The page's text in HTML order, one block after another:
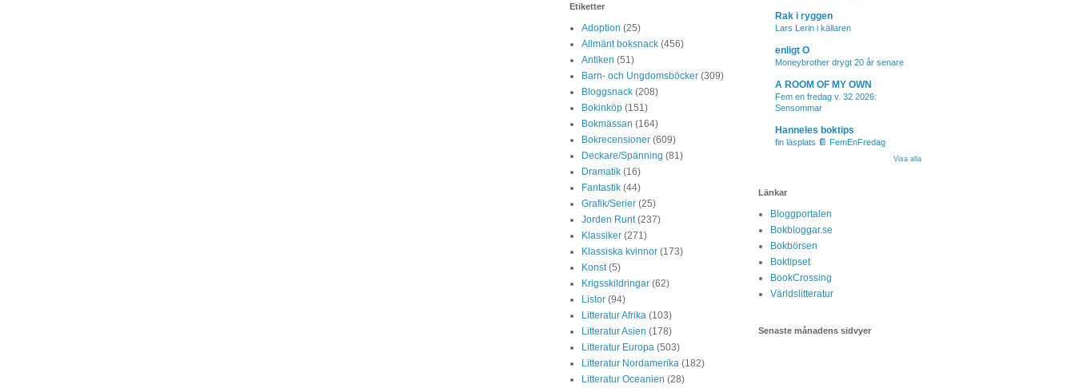
Etiketter
Adoption (25)
Allmänt boksnack (456)
Antiken (51)
Barn- och Ungdomsböcker (309)
Bloggsnack (208)
Bokinköp (151)
Bokmässan (164)
Bokrecensioner (609)
Deckare/Spänning (81)
Dramatik (16)
Fantastik (44)
Grafik/Serier (25)
Jorden Runt (237)
Klassiker (271)
Klassiska kvinnor (173)
Konst (5)
Krigsskildringar (62)
Listor (94)
Litteratur Afrika (103)
Litteratur Asien (178)
Litteratur Europa (503)
Litteratur Nordamerika (182)
Litteratur Oceanien (28)
Rak i ryggen
Lars Lerin i källaren
enligt O
Moneybrother drygt 20 år senare
A ROOM OF MY OWN
Fem en fredag v. 32 2026:
Sensommar
Hanneles boktips
fin läsplats 📔 FemEnFredag
Visa alla
Länkar
Bloggportalen
Bokbloggar.se
Bokbörsen
Boktipset
BookCrossing
Världslitteratur
Senaste månadens sidvyer